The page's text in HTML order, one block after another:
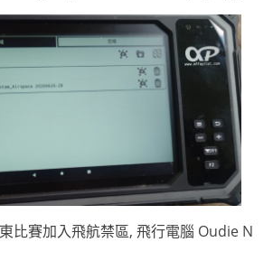
比賽加入飛航禁區, 飛行電腦 Oudie N